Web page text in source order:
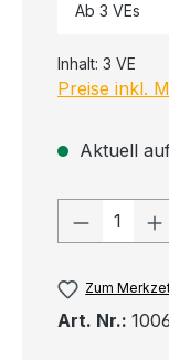
Ab 3 VEs
Inhalt: 3 VE
Preise inkl.
Aktuell
Produkt
Zum
Art. Nr.: